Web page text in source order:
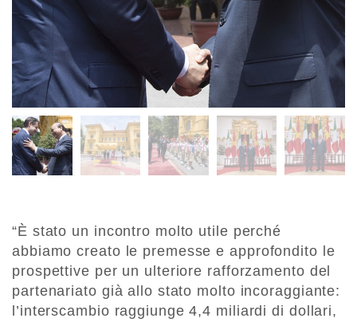
“È stato un incontro molto utile perché
abbiamo creato le premesse e approfondito le
prospettive per un ulteriore rafforzamento del
partenariato già allo stato molto incoraggiante:
l’interscambio raggiunge 4,4 miliardi di dollari,